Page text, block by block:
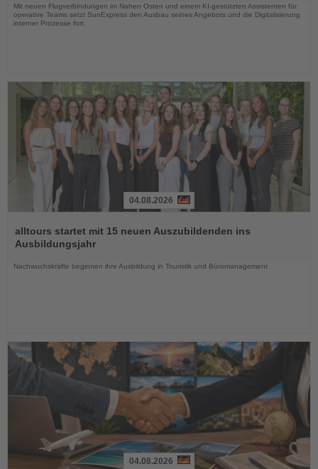
Mit neuen Flugverbindungen im Nahen Osten und einem KI-gestützten Assistenten für
operative Teams setzt SunExpress den Ausbau seines Angebots und die Digitalisierung
interner Prozesse fort.
Sie
die
04.08.2026
alltours startet mit 15 neuen Auszubildenden ins
Ausbildungsjahr
Nachwuchskräfte beginnen ihre Ausbildung in Touristik und Büromanagement
04.08.2026